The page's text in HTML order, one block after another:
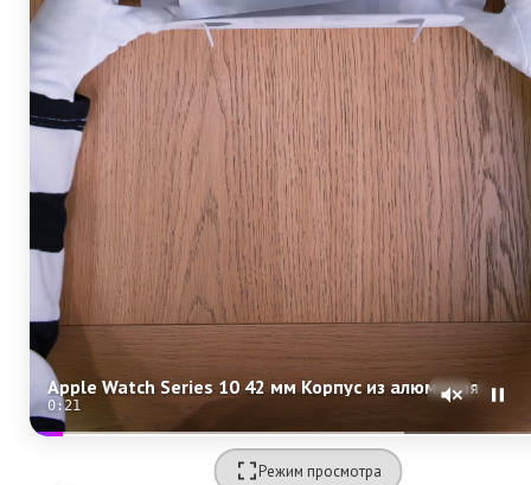
Apple Watch Series 10 42 мм Корпус из алюминия «Rose Gold» Спортивная петля «Plum»
0:20
Режим просмотра